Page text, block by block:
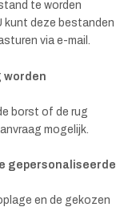
te worden
kunt deze bestanden
via e-mail.
worden
borst of de rug
mogelijk.
gepersonaliseerde
en de gekozen